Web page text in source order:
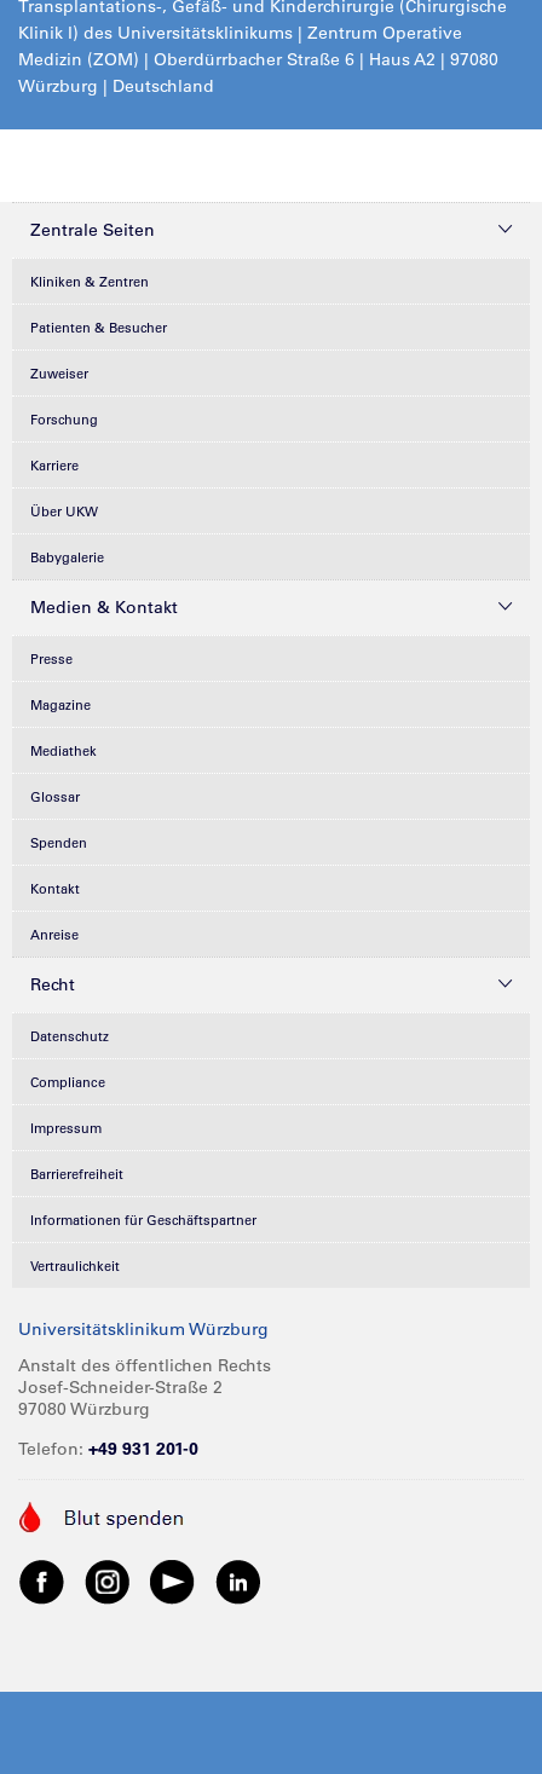
Transplantations-, Gefäß- und Kinderchirurgie (Chirurgische
Klinik I) des Universitätsklinikums | Zentrum Operative
Medizin (ZOM) | Oberdürrbacher Straße 6 | Haus A2 | 97080
Würzburg | Deutschland
Zentrale Seiten
Kliniken & Zentren
Patienten & Besucher
Zuweiser
Forschung
Karriere
Über UKW
Babygalerie
Medien & Kontakt
Presse
Magazine
Mediathek
Glossar
Spenden
Kontakt
Anreise
Recht
Datenschutz
Compliance
Impressum
Barrierefreiheit
Informationen für Geschäftspartner
Vertraulichkeit
Universitätsklinikum Würzburg
Anstalt des öffentlichen Rechts
Josef-Schneider-Straße 2
97080 Würzburg
Telefon: +49 931 201-0